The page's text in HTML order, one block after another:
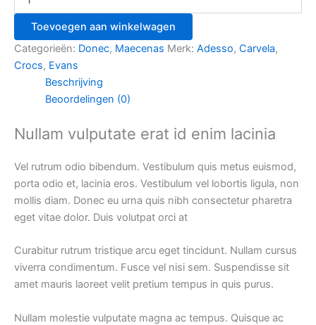
Toevoegen aan winkelwagen
Categorieën: Donec, Maecenas Merk: Adesso, Carvela,
Crocs, Evans
Beschrijving
Beoordelingen (0)
Nullam vulputate erat id enim lacinia
Vel rutrum odio bibendum. Vestibulum quis metus euismod,
porta odio et, lacinia eros. Vestibulum vel lobortis ligula, non
mollis diam. Donec eu urna quis nibh consectetur pharetra
eget vitae dolor. Duis volutpat orci at
Curabitur rutrum tristique arcu eget tincidunt. Nullam cursus
viverra condimentum. Fusce vel nisi sem. Suspendisse sit
amet mauris laoreet velit pretium tempus in quis purus.
Nullam molestie vulputate magna ac tempus. Quisque ac